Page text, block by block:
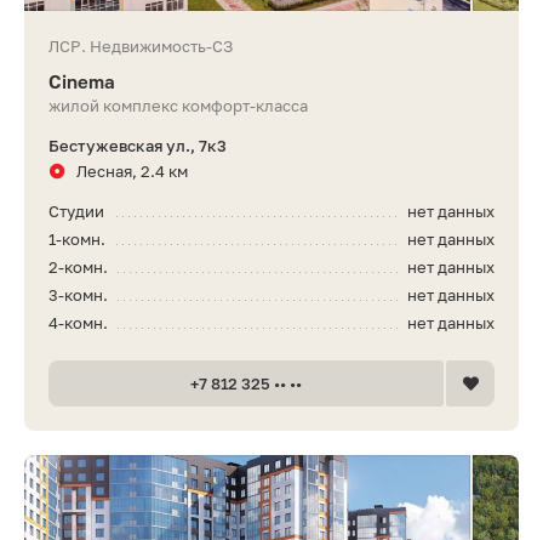
ЛСР. Недвижимость-СЗ
Cinema
жилой комплекс комфорт-класса
Бестужевская ул., 7к3
Лесная, 2.4 км
нет данных
Студии
нет данных
1-комн.
нет данных
2-комн.
нет данных
3-комн.
нет данных
4-комн.
+7 812 325 •• ••